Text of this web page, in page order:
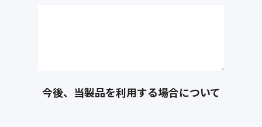
今後、当製品を利用する場合について